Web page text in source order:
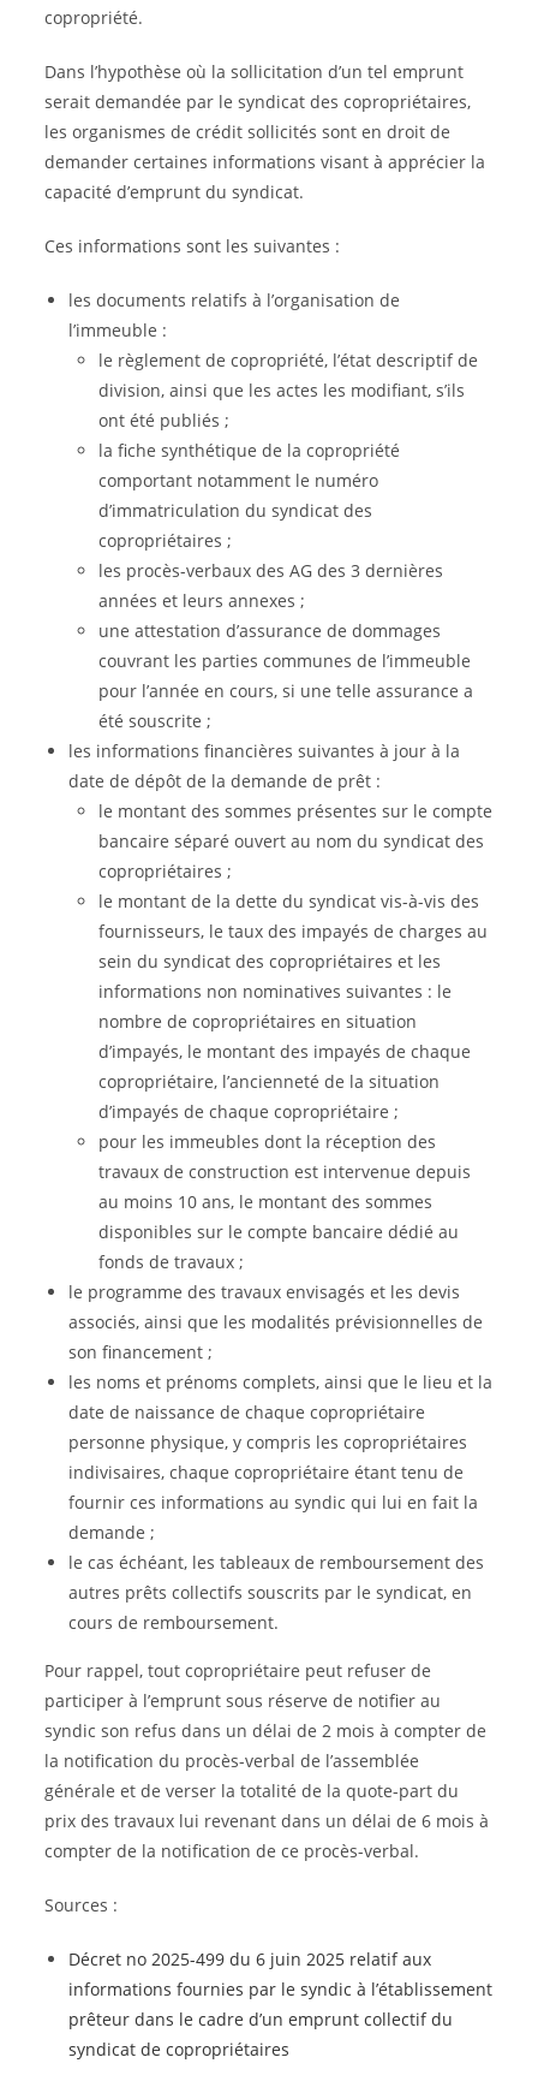
copropriété.
Dans l’hypothèse où la sollicitation d’un tel emprunt
serait demandée par le syndicat des copropriétaires,
les organismes de crédit sollicités sont en droit de
demander certaines informations visant à apprécier la
capacité d’emprunt du syndicat.
Ces informations sont les suivantes :
les documents relatifs à l’organisation de
l’immeuble :
le règlement de copropriété, l’état descriptif de
division, ainsi que les actes les modifiant, s’ils
ont été publiés ;
la fiche synthétique de la copropriété
comportant notamment le numéro
d’immatriculation du syndicat des
copropriétaires ;
les procès-verbaux des AG des 3 dernières
années et leurs annexes ;
une attestation d’assurance de dommages
couvrant les parties communes de l’immeuble
pour l’année en cours, si une telle assurance a
été souscrite ;
les informations financières suivantes à jour à la
date de dépôt de la demande de prêt :
le montant des sommes présentes sur le compte
bancaire séparé ouvert au nom du syndicat des
copropriétaires ;
le montant de la dette du syndicat vis-à-vis des
fournisseurs, le taux des impayés de charges au
sein du syndicat des copropriétaires et les
informations non nominatives suivantes : le
nombre de copropriétaires en situation
d’impayés, le montant des impayés de chaque
copropriétaire, l’ancienneté de la situation
d’impayés de chaque copropriétaire ;
pour les immeubles dont la réception des
travaux de construction est intervenue depuis
au moins 10 ans, le montant des sommes
disponibles sur le compte bancaire dédié au
fonds de travaux ;
le programme des travaux envisagés et les devis
associés, ainsi que les modalités prévisionnelles de
son financement ;
les noms et prénoms complets, ainsi que le lieu et la
date de naissance de chaque copropriétaire
personne physique, y compris les copropriétaires
indivisaires, chaque copropriétaire étant tenu de
fournir ces informations au syndic qui lui en fait la
demande ;
le cas échéant, les tableaux de remboursement des
autres prêts collectifs souscrits par le syndicat, en
cours de remboursement.
Pour rappel, tout copropriétaire peut refuser de
participer à l’emprunt sous réserve de notifier au
syndic son refus dans un délai de 2 mois à compter de
la notification du procès-verbal de l’assemblée
générale et de verser la totalité de la quote-part du
prix des travaux lui revenant dans un délai de 6 mois à
compter de la notification de ce procès-verbal.
Sources :
Décret no 2025-499 du 6 juin 2025 relatif aux
informations fournies par le syndic à l’établissement
prêteur dans le cadre d’un emprunt collectif du
syndicat de copropriétaires